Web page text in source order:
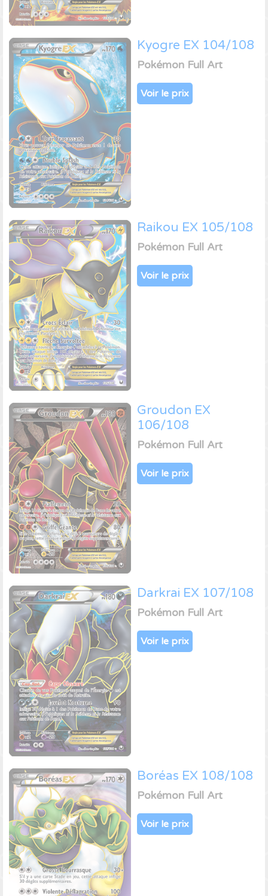
Kyogre EX 104/108
Pokémon Full Art
Voir le prix
Raikou EX 105/108
Pokémon Full Art
Voir le prix
Groudon EX
106/108
Pokémon Full Art
Voir le prix
Darkrai EX 107/108
Pokémon Full Art
Voir le prix
Boréas EX 108/108
Pokémon Full Art
Voir le prix